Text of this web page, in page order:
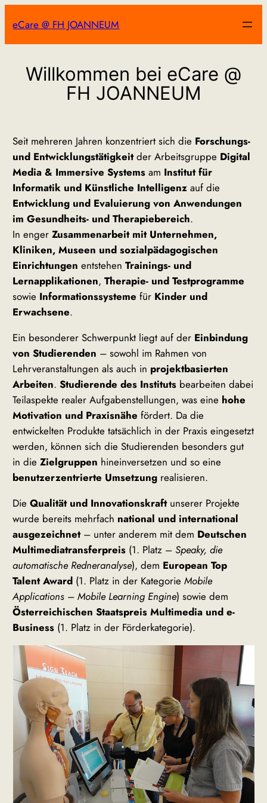
Inhalt
springen
eCare @ FH JOANNEUM
Willkommen bei eCare @
FH JOANNEUM
Seit mehreren Jahren konzentriert sich die Forschungs-
und Entwicklungstätigkeitder Arbeitsgruppe Digital
Media & Immersive Systems am Institut für
Informatik und Künstliche Intelligenz auf die
Entwicklung und Evaluierung von Anwendungen
im Gesundheits- und Therapiebereich.
In engerZusammenarbeit mit Unternehmen,
Kliniken, Museen und sozialpädagogischen
Einrichtungen entstehenTrainings- und
Lernapplikationen,Therapie- und Testprogramme
sowie Informationssysteme für Kinder und
Erwachsene.
Ein besonderer Schwerpunkt liegt auf der Einbindung
von Studierenden – sowohl im Rahmen von
Lehrveranstaltungen als auch in projektbasierten
Arbeiten.Studierende des Instituts bearbeiten dabei
Teilaspekte realer Aufgabenstellungen, was eine hohe
Motivation und Praxisnähe fördert. Da die
entwickelten Produkte tatsächlich in der Praxis eingesetzt
werden, können sich die Studierenden besonders gut
in dieZielgruppen hineinversetzen und so eine
benutzerzentrierte Umsetzung realisieren.
DieQualität und Innovationskraftunserer Projekte
wurde bereits mehrfach national und international
ausgezeichnet– unter anderem mit dem Deutschen
Multimediatransferpreis (1. Platz –Speaky, die
automatische Redneranalyse), dem European Top
Talent Award (1. Platz in der KategorieMobile
Applications –Mobile Learning Engine) sowie dem
Österreichischen Staatspreis Multimedia und e-
Business (1. Platz in der Förderkategorie).